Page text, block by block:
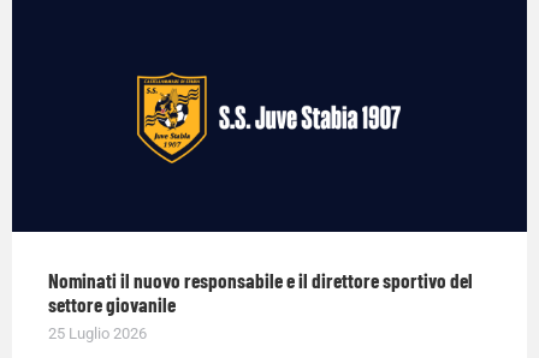
Nominati il nuovo responsabile e il direttore sportivo del
settore giovanile
25 Luglio 2026